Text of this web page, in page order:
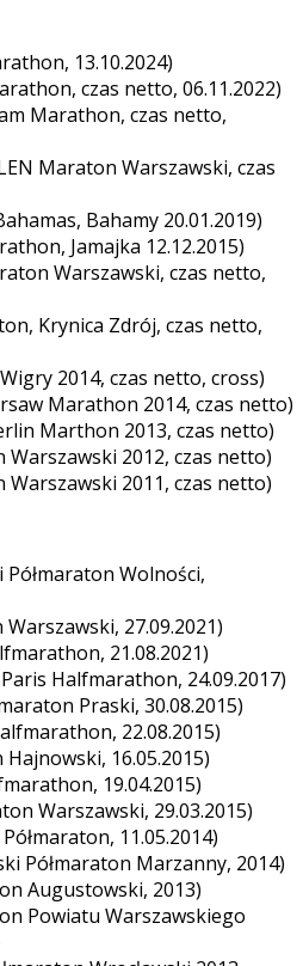
13.10.2024)
czas netto, 06.11.2022)
Marathon, czas netto,
Maraton Warszawski, czas
Bahamy 20.01.2019)
Jamajka 12.12.2015)
Warszawski, czas netto,
Krynica Zdrój, czas netto,
2014, czas netto, cross)
Marathon 2014, czas netto)
Marthon 2013, czas netto)
Warszawski 2012, czas netto)
Warszawski 2011, czas netto)
Półmaraton Wolności,
Warszawski, 27.09.2021)
21.08.2021)
Halfmarathon, 24.09.2017)
Praski, 30.08.2015)
22.08.2015)
Hajnowski, 16.05.2015)
19.04.2015)
Warszawski, 29.03.2015)
11.05.2014)
Półmaraton Marzanny, 2014)
Augustowski, 2013)
Powiatu Warszawskiego